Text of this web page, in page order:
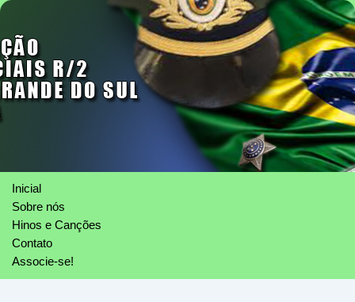
Inicial
Sobre nós
Hinos e Canções
Contato
Associe-se!